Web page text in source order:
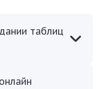
таблиц